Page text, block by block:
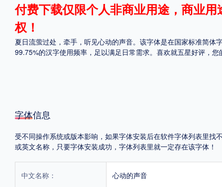
格式
.TTF
付费下载仅限个人非商业用途，商业
权！
夏日流萤过处，牵手，听见心动的声音。该字体是在国家标准简
99.75%的汉字使用频率，足以满足日常需求。喜欢就五星好评，
字体信息
受不同操作系统或版本影响，如果字体安装后在软件字体列表里
或英文名称，只要字体安装成功，字体列表里就一定存在该字体！
中文名称： 心动的声音